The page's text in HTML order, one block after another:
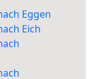
Eggen
Eich